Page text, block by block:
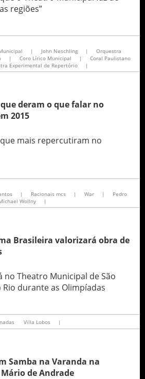
regiões”
| John Neschling |
Orquestra
| Coro Lírico Municipal |
Coral Paulistano
Experimental de Repertório |
deram o que falar no
2015
mais repercutiram no
| Racionais mcs | War |
Pedro
Wollny |
Brasileira valorizará obra de
no Theatro Municipal de São
Rio durante as Olimpíadas
Villa Lobos |
Samba na Varanda na
de Andrade